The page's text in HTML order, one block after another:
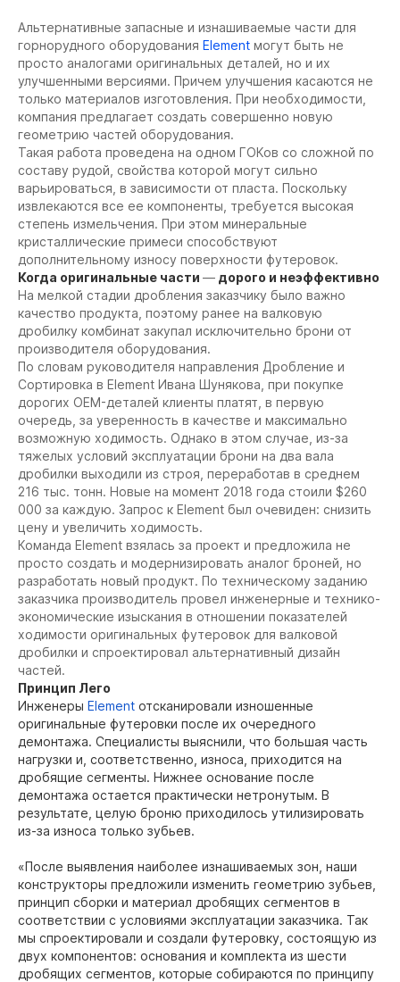
Альтернативные запасные и изнашиваемые части для
горнорудного оборудования Element могут быть не
просто аналогами оригинальных деталей, но и их
улучшенными версиями. Причем улучшения касаются не
только материалов изготовления. При необходимости,
компания предлагает создать совершенно новую
геометрию частей оборудования.
Такая работа проведена на одном ГОКов со сложной по
составу рудой, свойства которой могут сильно
варьироваться, в зависимости от пласта. Поскольку
извлекаются все ее компоненты, требуется высокая
степень измельчения. При этом минеральные
кристаллические примеси способствуют
дополнительному износу поверхности футеровок.
Когда оригинальные части — дорого и неэффективно
На мелкой стадии дробления заказчику было важно
качество продукта, поэтому ранее на валковую
дробилку комбинат закупал исключительно брони от
производителя оборудования.
По словам руководителя направления Дробление и
Сортировка в Element Ивана Шунякова, при покупке
дорогих OEM-деталей клиенты платят, в первую
очередь, за уверенность в качестве и максимально
возможную ходимость. Однако в этом случае, из-за
тяжелых условий эксплуатации брони на два вала
дробилки выходили из строя, переработав в среднем
216 тыс. тонн. Новые на момент 2018 года стоили $260
000 за каждую. Запрос к Element был очевиден: снизить
цену и увеличить ходимость.
Команда Element взялась за проект и предложила не
просто создать и модернизировать аналог броней, но
разработать новый продукт. По техническому заданию
заказчика производитель провел инженерные и технико-
экономические изыскания в отношении показателей
ходимости оригинальных футеровок для валковой
дробилки и спроектировал альтернативный дизайн
частей.
Принцип Лего
Инженеры Element отсканировали изношенные
оригинальные футеровки после их очередного
демонтажа. Специалисты выяснили, что большая часть
нагрузки и, соответственно, износа, приходится на
дробящие сегменты. Нижнее основание после
демонтажа остается практически нетронутым. В
результате, целую броню приходилось утилизировать
из-за износа только зубьев.
«После выявления наиболее изнашиваемых зон, наши
конструкторы предложили изменить геометрию зубьев,
принцип сборки и материал дробящих сегментов в
соответствии с условиями эксплуатации заказчика. Так
мы спроектировали и создали футеровку, состоящую из
двух компонентов: основания и комплекта из шести
дробящих сегментов, которые собираются по принципу